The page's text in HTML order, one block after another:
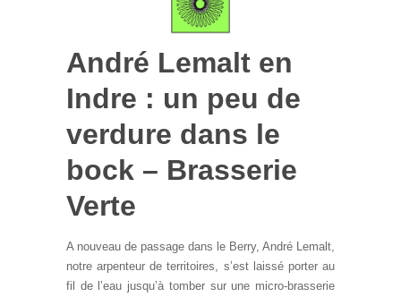
André Lemalt en
Indre : un peu de
verdure dans le
bock – Brasserie
Verte
A nouveau de passage dans le Berry, André Lemalt,
notre arpenteur de territoires, s’est laissé porter au
fil de l’eau jusqu’à tomber sur une micro-brasserie